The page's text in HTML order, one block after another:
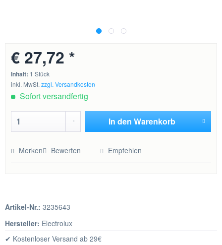
€ 27,72 *
Inhalt: 1 Stück
inkl. MwSt.zzgl. Versandkosten
Sofort versandfertig
In den Warenkorb
Merken Bewerten Empfehlen
Artikel-Nr.: 3235643
Hersteller: Electrolux
✔ Kostenloser Versand ab 29€